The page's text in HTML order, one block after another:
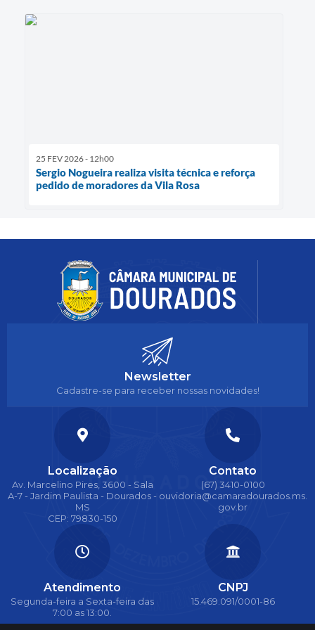
25 FEV 2026 - 12h00
Sergio Nogueira realiza visita técnica e reforça
pedido de moradores da Vila Rosa
Newsletter
Cadastre-se para receber nossas novidades!
Localização
Av. Marcelino Pires, 3600 - Sala
A-7 - Jardim Paulista - Dourados -
MS
CEP: 79830-150
Contato
(67) 3410-0100
ouvidoria@camaradourados.ms.
gov.br
Atendimento
Segunda-feira a Sexta-feira das
7:00 as 13:00.
CNPJ
15.469.091/0001-86